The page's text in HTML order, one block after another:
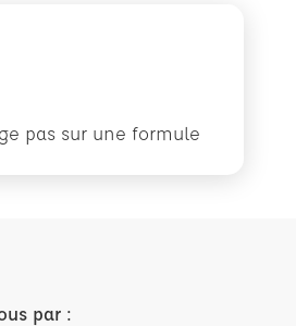
pas sur une formule
par :